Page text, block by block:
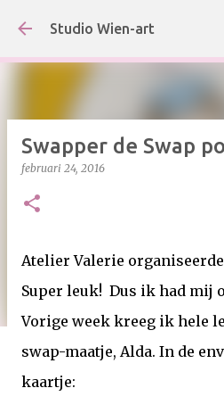
Doorgaan naar
Studio Wien-art
Swapper de Swap
februari 24, 2016
Atelier Valerie
Super leuk! Dus ik had mij
Vorige week kreeg ik hele
swap-maatje, Alda. In de
kaartje: